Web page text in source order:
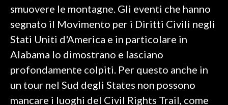
CULTURA
SPETTACOLI
GOSSIP
SALUTE
smuovere le montagne. Gli eventi che hanno
segnato il Movimento per i Diritti Civili negli
Stati Uniti d'America e in particolare in
Alabama lo dimostrano e lasciano
profondamente colpiti. Per questo anche in
un tour nel Sud degli States non possono
mancare i luoghi del Civil Rights Trail, come